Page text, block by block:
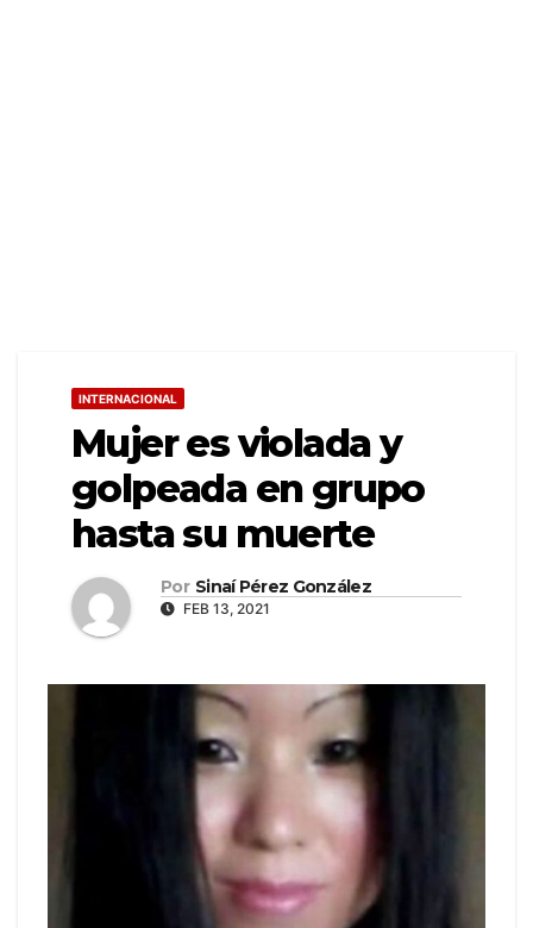
INTERNACIONAL
Mujer es violada y
golpeada en grupo
hasta su muerte
Por Sinaí Pérez González
FEB 13, 2021